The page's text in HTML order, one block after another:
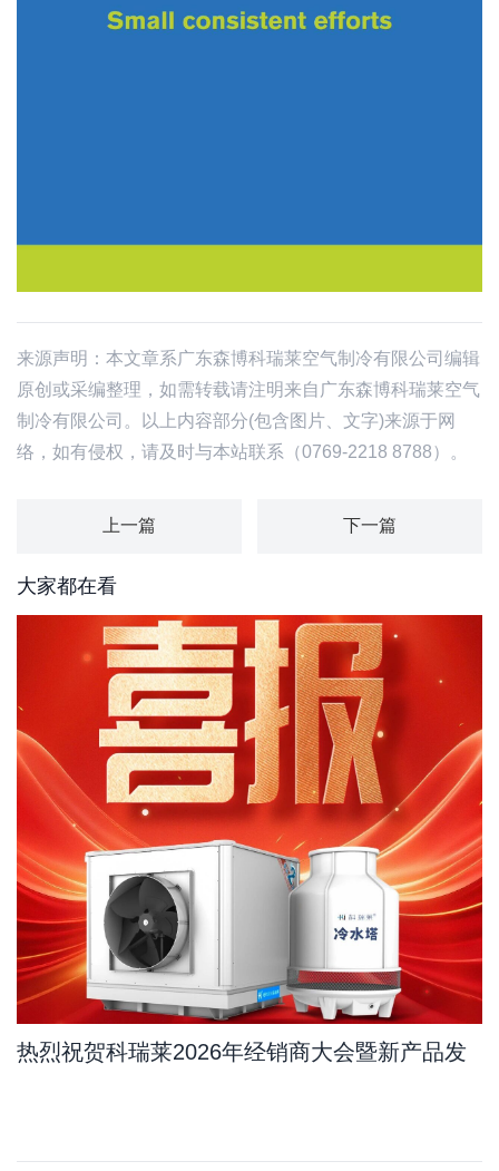
来源声明：本文章系广东森博科瑞莱空气制冷有限公司编辑
原创或采编整理，如需转载请注明来自广东森博科瑞莱空气
制冷有限公司。以上内容部分(包含图片、文字)来源于网
络，如有侵权，请及时与本站联系（0769-2218 8788）。
上一篇 下一篇
大家都在看
热烈祝贺科瑞莱2026年经销商大会暨新产品发